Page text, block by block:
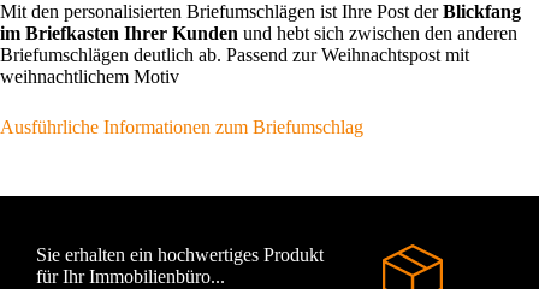
Mit den personalisierten Briefumschlägen ist Ihre Post derBlickfang
im Briefkasten Ihrer Kunden und hebt sich zwischen den anderen
Briefumschlägen deutlich ab. Passend zur Weihnachtspost mit
weihnachtlichem Motiv
Ausführliche Informationen zum Briefumschlag
Sie erhalten ein hochwertiges Produkt
für Ihr Immobilienbüro...